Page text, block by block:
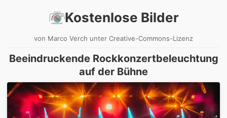
Kostenlose Bilder
von Marco Verch unter Creative-Commons-Lizenz
Beeindruckende Rockkonzertbeleuchtung
auf der Bühne